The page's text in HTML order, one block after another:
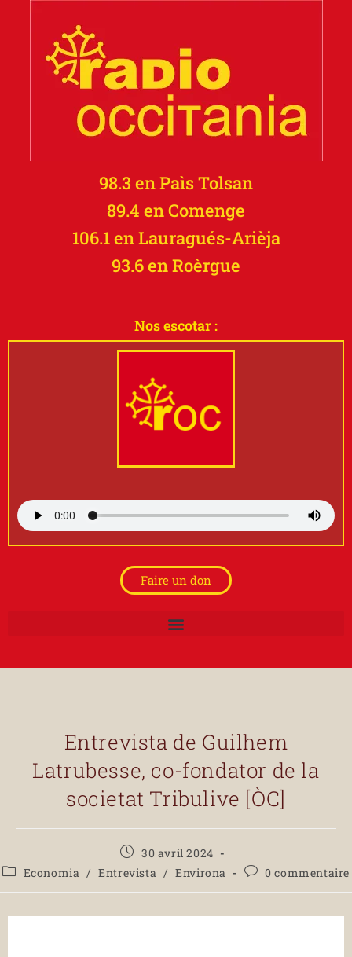
98.3 en Paìs Tolsan
89.4 en Comenge
106.1 en Lauragués-Arièja
93.6 en Roèrgue
Nos escotar :
Faire un don
Entrevista de Guilhem
Latrubesse, co-fondator de la
societat Tribulive [ÒC]
30 avril 2024
Economia / Entrevista / Environa 0 commentaire